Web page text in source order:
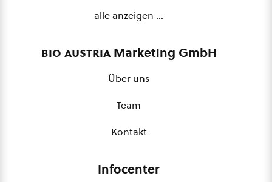
alle anzeigen …
bio austriaMarketing GmbH
Über uns
Team
Kontakt
Infocenter